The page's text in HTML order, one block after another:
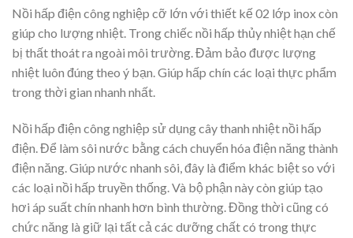
Nồi hấp điện công nghiệp cỡ lớn với thiết kế 02 lớp inox còn
giúp cho lượng nhiệt. Trong chiếc nồi hấp thủy nhiệt hạn chế
bị thất thoát ra ngoài môi trường. Đảm bảo được lượng
nhiệt luôn đúng theo ý bạn. Giúp hấp chín các loại thực phẩm
trong thời gian nhanh nhất.
Nồi hấp điện công nghiệp sử dụng cây thanh nhiệt nồi hấp
điện. Để làm sôi nước bằng cách chuyển hóa điện năng thành
điện năng. Giúp nước nhanh sôi, đây là điểm khác biệt so với
các loại nồi hấp truyền thống. Và bộ phận này còn giúp tạo
hơi áp suất chín nhanh hơn bình thường. Đồng thời cũng có
chức năng là giữ lại tất cả các dưỡng chất có trong thực